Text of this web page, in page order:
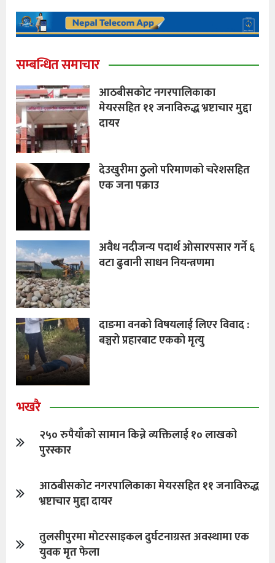
सम्बन्धित समाचार
आठबीसकोट नगरपालिकाका
मेयरसहित ११ जनाविरुद्ध भ्रष्टाचार मुद्दा
दायर
देउखुरीमा ठुलो परिमाणको चरेशसहित
एक जना पक्राउ
अवैध नदीजन्य पदार्थ ओसारपसार गर्ने ६
वटा ढुवानी साधन नियन्त्रणमा
दाङमा वनको विषयलाई लिएर विवाद :
बञ्चरो प्रहारबाट एकको मृत्यु
भखरै
२५० रुपैयाँको सामान किन्ने व्यक्तिलाई १० लाखको
पुरस्कार
आठबीसकोट नगरपालिकाका मेयरसहित ११ जनाविरुद्ध
भ्रष्टाचार मुद्दा दायर
तुलसीपुरमा माेटरसाइकल दुर्घटनाग्रस्त अवस्थामा एक
युवक मृत फेला